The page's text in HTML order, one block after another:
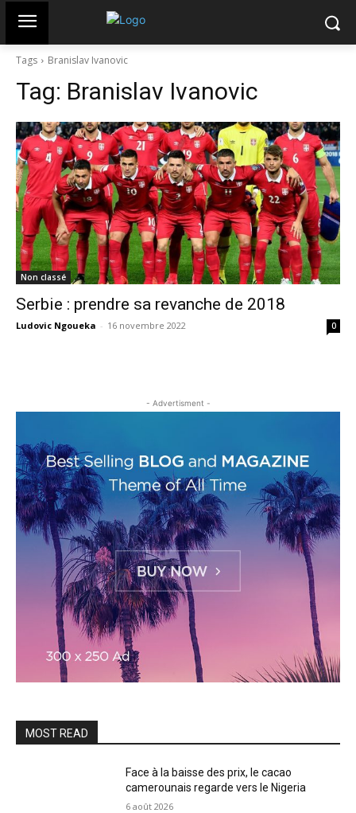
Tags Branislav Ivanovic
Tag: Branislav Ivanovic
Non classé
Serbie : prendre sa revanche de 2018
Ludovic Ngoueka - 16 novembre 2022 0
- Advertisment -
MOST READ
Face à la baisse des prix, le cacao
camerounais regarde vers le Nigeria
6 août 2026